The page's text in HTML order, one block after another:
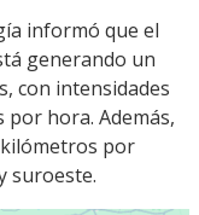
informó que el
generando un
con intensidades
hora. Además,
kilómetros por
suroeste.